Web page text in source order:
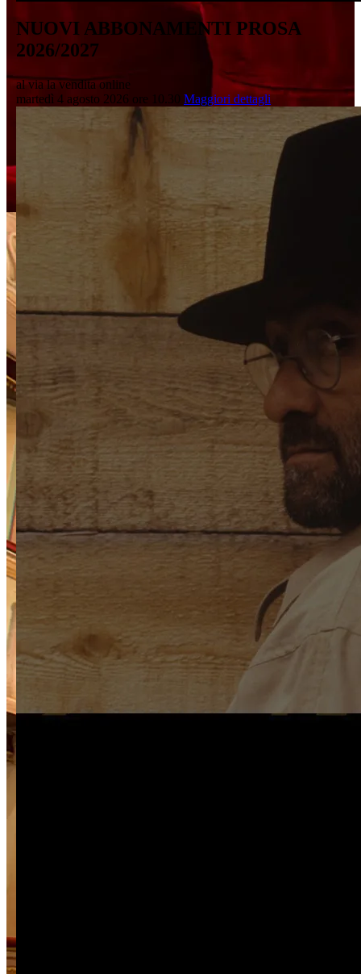
NUOVI ABBONAMENTI PROSA
2026/2027
al via la vendita online
martedì 4 agosto 2026 ore 10.30 Maggiori dettagli